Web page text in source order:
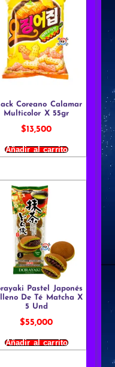
Coreano Calamar
Multicolor X 55gr
$13,500
Añadir al carrito
Pastel Japonés
De Té Matcha X
5 Und
$55,000
Añadir al carrito